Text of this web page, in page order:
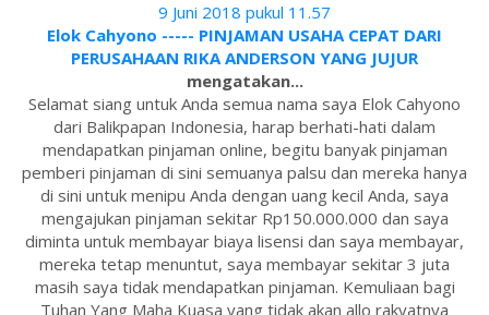
9 Juni 2018 pukul 11.57
Elok Cahyono ----- PINJAMAN USAHA CEPAT DARI
PERUSAHAAN RIKA ANDERSON YANG JUJUR
mengatakan...
Selamat siang untuk Anda semua nama saya Elok Cahyono
dari Balikpapan Indonesia, harap berhati-hati dalam
mendapatkan pinjaman online, begitu banyak pinjaman
pemberi pinjaman di sini semuanya palsu dan mereka hanya
di sini untuk menipu Anda dengan uang kecil Anda, saya
mengajukan pinjaman sekitar Rp150.000.000 dan saya
diminta untuk membayar biaya lisensi dan saya membayar,
mereka tetap menuntut, saya membayar sekitar 3 juta
masih saya tidak mendapatkan pinjaman. Kemuliaan bagi
Tuhan Yang Maha Kuasa yang tidak akan allo rakyatnya